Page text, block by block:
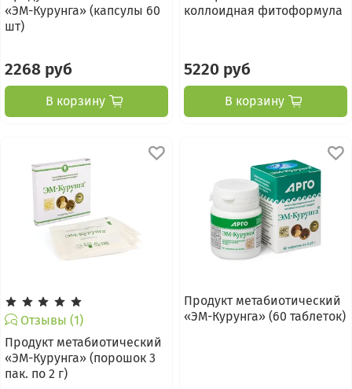
«ЭМ-Курунга» (капсулы 60
шт)
2268 руб
В корзину
коллоидная фитоформула
5220 руб
В корзину
Отзывы (1)
Продукт метабиотический
«ЭМ-Курунга» (порошок 3
пак. по 2 г)
Продукт метабиотический
«ЭМ-Курунга» (60 таблеток)